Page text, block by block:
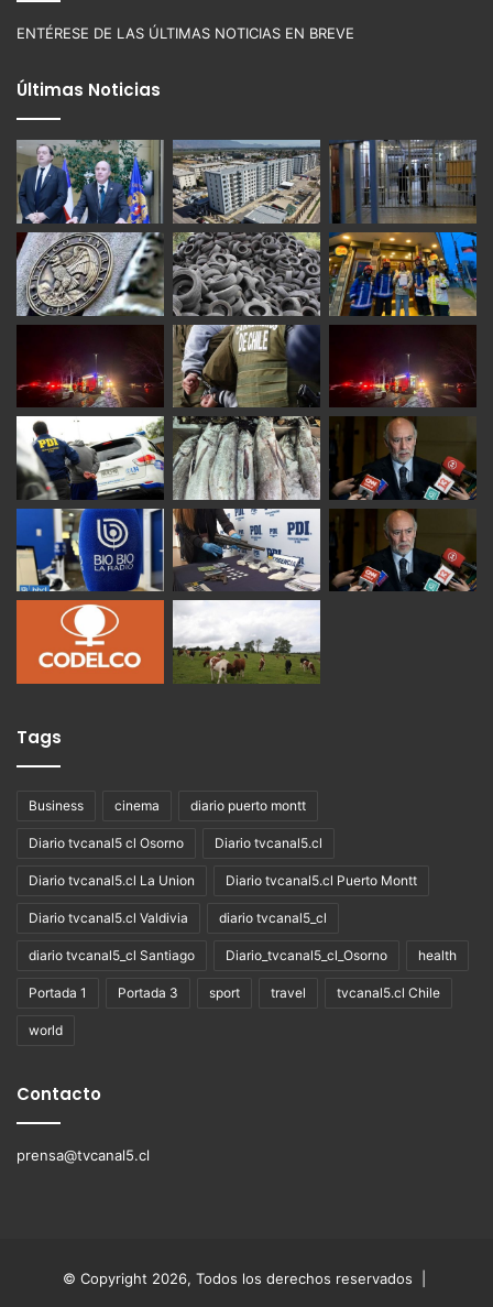
ENTÉRESE DE LAS ÚLTIMAS NOTICIAS EN BREVE
Últimas Noticias
Tags
Business cinema diario puerto montt
Diario tvcanal5 cl Osorno Diario tvcanal5.cl
Diario tvcanal5.cl La Union Diario tvcanal5.cl Puerto Montt
Diario tvcanal5.cl Valdivia diario tvcanal5_cl
diario tvcanal5_cl Santiago Diario_tvcanal5_cl_Osorno health
Portada 1 Portada 3 sport travel tvcanal5.cl Chile
world
Contacto
prensa@tvcanal5.cl
© Copyright 2026, Todos los derechos reservados |